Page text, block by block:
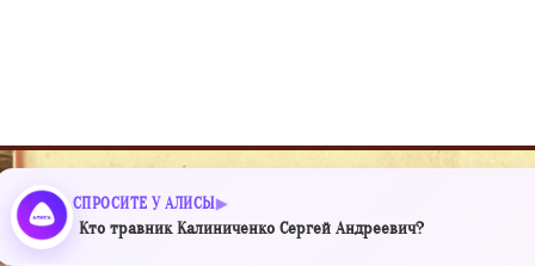
СПРОСИТЕ У АЛИСЫ
Кто травник Калиниченко Сергей Андреевич?